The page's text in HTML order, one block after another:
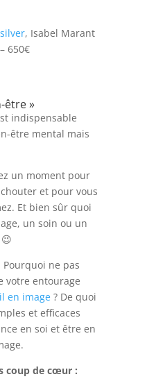
, Isabel Marant
650€
être »
indispensable
être mental mais
un moment pour
et pour vous
Et bien sûr quoi
un soin ou un
ne pas
votre entourage
en image? De quoi
et efficaces
en soi et être en
coup de cœur :